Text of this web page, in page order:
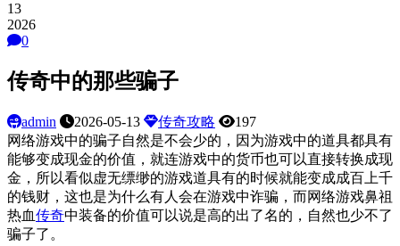
13
2026
0
传奇中的那些骗子
admin 2026-05-13 传奇攻略
197
网络游戏中的骗子自然是不会少的，因为游戏中的道具都具有
能够变成现金的价值，就连游戏中的货币也可以直接转换成现
金，所以看似虚无缥缈的游戏道具有的时候就能变成成百上千
的钱财，这也是为什么有人会在游戏中诈骗，而网络游戏鼻祖
热血传奇中装备的价值可以说是高的出了名的，自然也少不了
骗子了。